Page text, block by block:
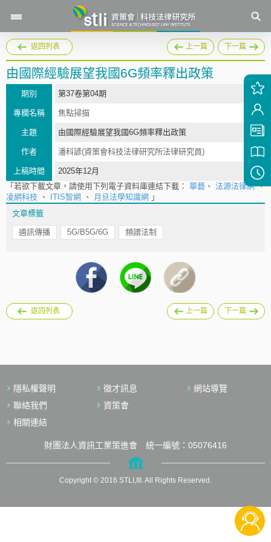
返回列表 上一篇 下一篇
由國際經驗展望我國6G頻率釋出政策
期別 第37卷第04期
專欄名稱 焦點掃描
主題 由國際經驗展望我國6G頻率釋出政策
作者 潘科諺(資策會科技法律研究所法律研究員)
上稿時間
2025年12月
「若欲下載文章，請使用下列電子資料庫連結下載： 華藝 、 法源法律網、
凌網科技 、 ITIS智網 、 月旦法學知識網 」
文章標籤
通訊傳播 5G/B5G/6G 頻譜法制
返回列表 上一篇 下一篇
隱私權聲明 徵才訊息
網站導覽
聯絡我們
資策會
相關連結
財團法人資訊工業策進會 統一編號：05076416
Copyright © 2016 STLI,III. All Rights Reserved.